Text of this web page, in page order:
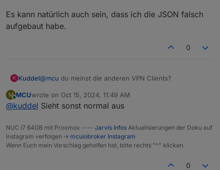
Es kann natürlich auch sein, dass ich die JSON falsch
aufgebaut habe.
0
K Kuddel@mcu du meinst die anderen VPN Clients?
Es kann natürlich auch sein, dass ich die JSON falsch
aufgebaut habe.
M
Online
MCUwrote on Oct 15, 2024, 11:49 AM
last edited by
@kuddel Sieht sonst normal aus
NUC i7 64GB mit Proxmox ---- Jarvis Infos Aktualisierungen der Doku auf
Instagram verfolgen -> mcuiobroker Instagram
Wenn Euch mein Vorschlag geholfen hat, bitte rechts "^" klicken.
0